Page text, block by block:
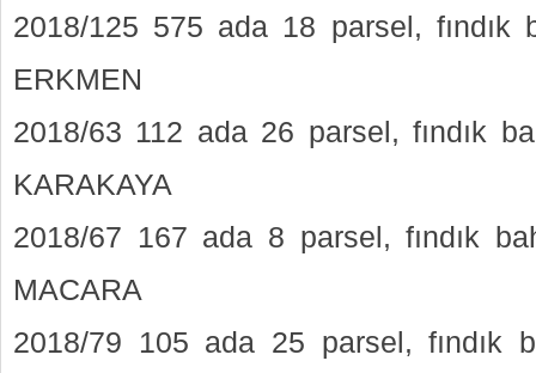
2018/125 575 ada 18 parsel, fındık
ERKMEN
2018/63 112 ada 26 parsel, fındık
KARAKAYA
2018/67 167 ada 8 parsel, fındık
MACARA
2018/79 105 ada 25 parsel, fındık